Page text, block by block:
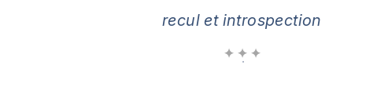
recul et introspection
✦ ✦ ✦